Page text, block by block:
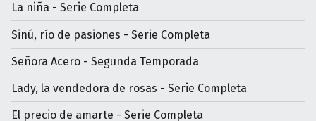
La niña - Serie Completa
Sinú, río de pasiones - Serie Completa
Señora Acero - Segunda Temporada
Lady, la vendedora de rosas - Serie Completa
El precio de amarte - Serie Completa